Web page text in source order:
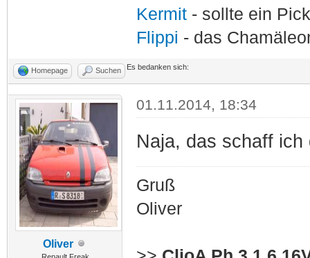
Kermit- sollte ein
Flippi - das
Homepage Suchen Es bedanken sich:
Oliver
01.11.2014, 18:34
Naja, das schaff
Gruß
Oliver